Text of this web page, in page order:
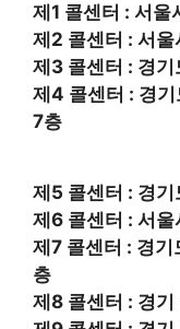
제1 콜센터 : 서
제2 콜센터 : 서
제3 콜센터 : 경
제4 콜센터 : 경
7층
제5 콜센터 : 경
제6 콜센터 : 서
제7 콜센터 : 경
층
제8 콜센터 : 경